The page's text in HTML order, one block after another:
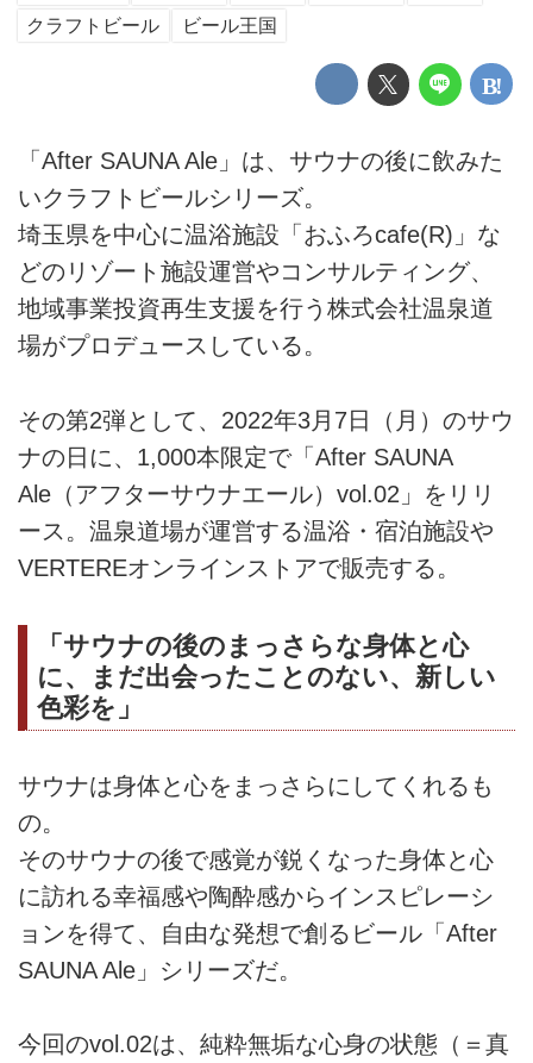
クラフトビール
ビール王国
「After SAUNA Ale」は、サウナの後に飲みた
いクラフトビールシリーズ。
埼玉県を中心に温浴施設「おふろcafe(R)」な
どのリゾート施設運営やコンサルティング、
地域事業投資再生支援を行う株式会社温泉道
場がプロデュースしている。
その第2弾として、2022年3月7日（月）のサウ
ナの日に、1,000本限定で「After SAUNA
Ale（アフターサウナエール）vol.02」をリリ
ース。温泉道場が運営する温浴・宿泊施設や
VERTEREオンラインストアで販売する。
「サウナの後のまっさらな身体と心
に、まだ出会ったことのない、新しい
色彩を」
サウナは身体と心をまっさらにしてくれるも
の。
そのサウナの後で感覚が鋭くなった身体と心
に訪れる幸福感や陶酔感からインスピレーシ
ョンを得て、自由な発想で創るビール「After
SAUNA Ale」シリーズだ。
今回のvol.02は、純粋無垢な心身の状態（＝真